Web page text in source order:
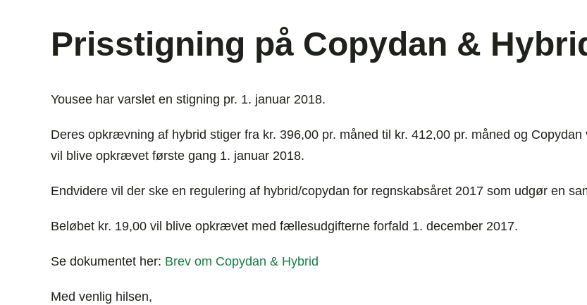
Prisstigning på Copydan &
Yousee har varslet en stigning pr. 1. januar 2018.
Deres opkrævning af hybrid stiger fra kr. 396,00 pr. måned til kr. 412,00 pr. måned og
vil blive opkrævet første gang 1. januar 2018.
Endvidere vil der ske en regulering af hybrid/copydan for regnskabsåret 2017 som udgør en
Beløbet kr. 19,00 vil blive opkrævet med fællesudgifterne forfald 1. december 2017.
Se dokumentet her: Brev om Copydan & Hybrid
Med venlig hilsen,